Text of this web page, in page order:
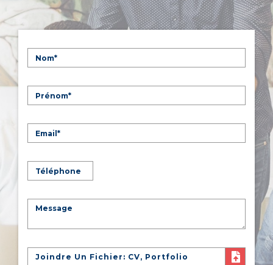
Joindre Un Fichier: CV, Portfolio